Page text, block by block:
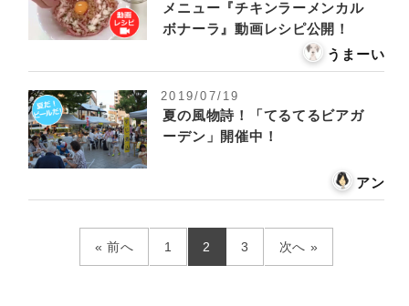
メニュー『チキンラーメンカル
ボナーラ』動画レシピ公開！
うまーい
2019/07/19
夏の風物詩！「てるてるビアガ
ーデン」開催中！
アン
« 前へ 1 2 3 次へ »